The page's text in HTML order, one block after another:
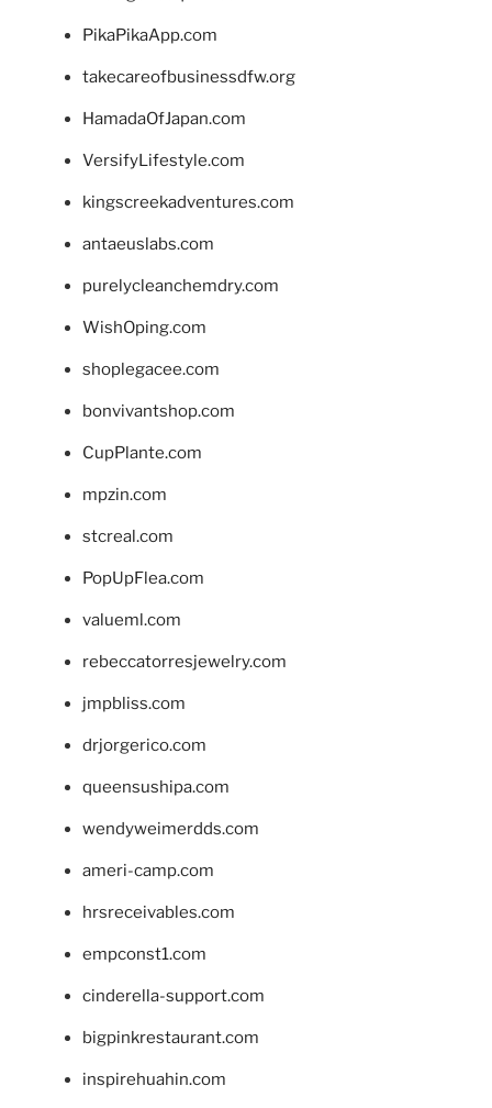
PikaPikaApp.com
takecareofbusinessdfw.org
HamadaOfJapan.com
VersifyLifestyle.com
kingscreekadventures.com
antaeuslabs.com
purelycleanchemdry.com
WishOping.com
shoplegacee.com
bonvivantshop.com
CupPlante.com
mpzin.com
stcreal.com
PopUpFlea.com
valueml.com
rebeccatorresjewelry.com
jmpbliss.com
drjorgerico.com
queensushipa.com
wendyweimerdds.com
ameri-camp.com
hrsreceivables.com
empconst1.com
cinderella-support.com
bigpinkrestaurant.com
inspirehuahin.com